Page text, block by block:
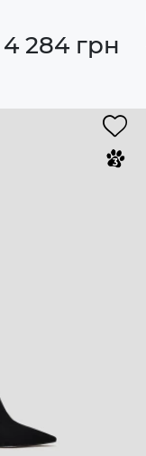
4 284 грн